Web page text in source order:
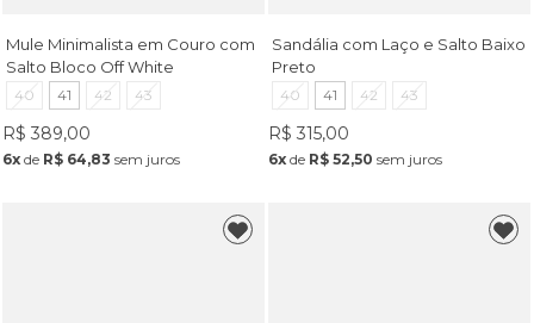
Mule Minimalista em Couro com
Salto Bloco Off White
40 41 42 43
R$ 389,00
6xde R$ 64,83 sem juros
Sandália com Laço e Salto Baixo
Preto
40 41 42 43
R$ 315,00
6x de R$ 52,50 sem juros